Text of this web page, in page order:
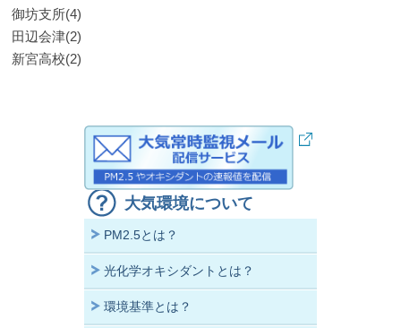
御坊支所(4)
田辺会津(2)
新宮高校(2)
大気環境について
PM2.5とは？
光化学オキシダントとは？
環境基準とは？